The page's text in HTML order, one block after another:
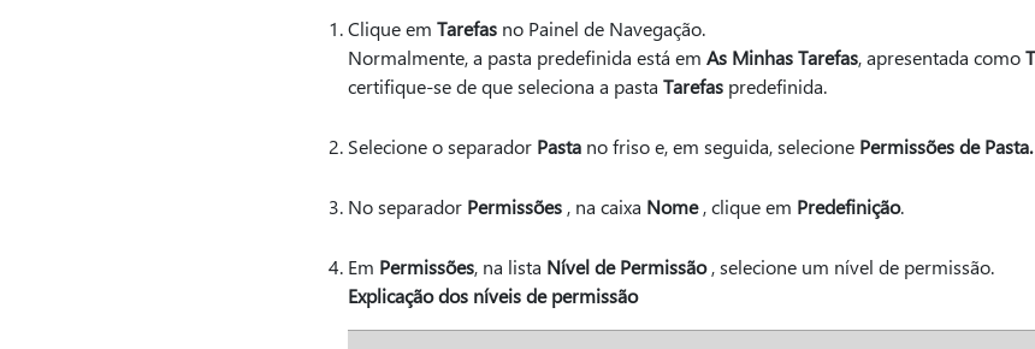
Clique em Tarefasno Painel de Navegação.
Normalmente, a pasta predefinida está em As Minhas Tarefas, apresentada como
certifique-se de que seleciona a pasta Tarefaspredefinida.
Selecione o separador Pastano friso e, em seguida, selecione Permissões de Pasta.
No separador Permissões, na caixa Nome, clique em Predefinição.
Em Permissões, na lista Nível de Permissão, selecione um nível de permissão.
Explicação dos níveis de permissão